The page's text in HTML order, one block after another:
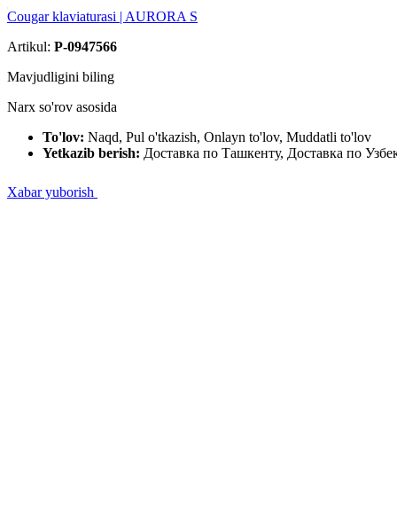
Cougar klaviaturasi | AURORA S
Artikul: P-0947566
Mavjudligini biling
Narx so'rov asosida
To'lov: Naqd, Pul o'tkazish, Onlayn to'lov, Muddatli to'lov
Yetkazib berish: Доставка по Ташкенту, Доставка по
Xabar yuborish